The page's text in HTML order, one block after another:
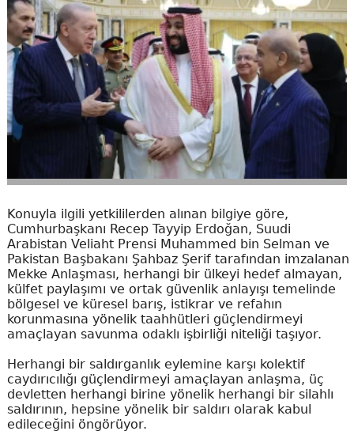
Konuyla ilgili yetkililerden alınan bilgiye göre,
Cumhurbaşkanı Recep Tayyip Erdoğan, Suudi
Arabistan Veliaht Prensi Muhammed bin Selman ve
Pakistan Başbakanı Şahbaz Şerif tarafından imzalanan
Mekke Anlaşması, herhangi bir ülkeyi hedef almayan,
külfet paylaşımı ve ortak güvenlik anlayışı temelinde
bölgesel ve küresel barış, istikrar ve refahın
korunmasına yönelik taahhütleri güçlendirmeyi
amaçlayan savunma odaklı işbirliği niteliği taşıyor.
Herhangi bir saldırganlık eylemine karşı kolektif
caydırıcılığı güçlendirmeyi amaçlayan anlaşma, üç
devletten herhangi birine yönelik herhangi bir silahlı
saldırının, hepsine yönelik bir saldırı olarak kabul
edileceğini öngörüyor.